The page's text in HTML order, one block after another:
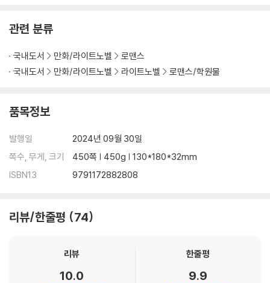
관련 분류
국내도서 만화/라이트노벨
로맨스
국내도서
만화/라이트노벨 라이트노벨 로맨스/학원물
품목정보
발행일
2024년 09월 30일
쪽수, 무게, 크기
450쪽 | 450g | 130*180*32mm
ISBN13
9791172882808
리뷰/한줄평 74
리뷰
10.0
한줄평
9.9